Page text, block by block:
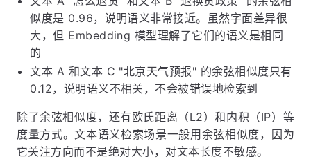
似度是 0.96，说明语义非常接近。虽然字面差异很
大，但 Embedding 模型理解了它们的语义是相同
的
文本 A 和文本 C "北京天气预报" 的余弦相似度只有
0.12，说明语义不相关，不会被错误地检索到
除了余弦相似度，还有欧氏距离（L2）和内积（IP）等
度量方式。文本语义检索场景一般用余弦相似度，因为
它关注方向而不是绝对大小，对文本长度不敏感。